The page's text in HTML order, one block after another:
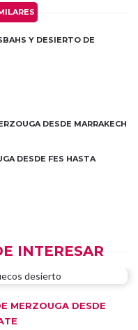
Y DESIERTO DE
DESDE MARRAKECH
DESDE FES HASTA
INTERESAR
MERZOUGA DESDE